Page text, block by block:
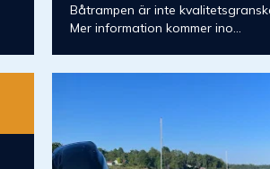
Båtrampen är inte
Mer information kommer ino...